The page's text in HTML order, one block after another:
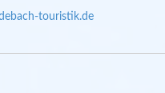
touristik.de